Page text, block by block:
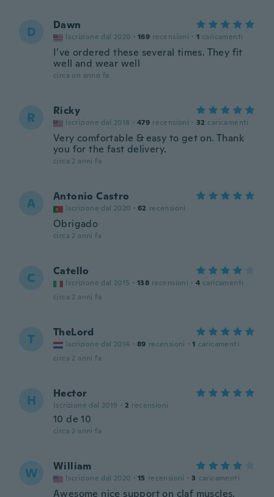
D Dawn
Iscrizione dal 2020 · 169 recensioni · 1 caricamenti
I’ve ordered these several times. They fit
well and wear well
circa un anno fa
R Ricky
Iscrizione dal 2018 · 479 recensioni · 32 caricamenti
Very comfortable & easy to get on. Thank
you for the fast delivery.
circa 2 anni fa
A Antonio Castro
Iscrizione dal 2020 · 62 recensioni
Obrigado
circa 2 anni fa
C Catello
Iscrizione dal 2015 · 138 recensioni · 4 caricamenti
circa 2 anni fa
T TheLord
Iscrizione dal 2014 · 89 recensioni · 1 caricamenti
circa 2 anni fa
H Hector
Iscrizione dal 2019 · 2 recensioni
10 de 10
circa 2 anni fa
W William
Iscrizione dal 2020 · 15 recensioni · 3 caricamenti
Awesome nice support on claf muscles.